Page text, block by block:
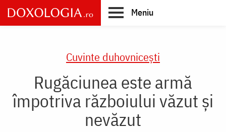
Skip
to
main
Meniu
Cuvinte duhovnicești
Rugăciunea este armă
împotriva războiului văzut și
nevăzut